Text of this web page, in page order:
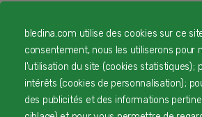
PAIEMENT SÉCURISÉ
PROFESSIONNELS DE
FAQ
bledina.com utilise des cookies sur ce
consentement, nous les utiliserons pour
l'utilisation du site (cookies statistiques) ;
intérêts (cookies de personnalisation) ;
des publicités et des informations